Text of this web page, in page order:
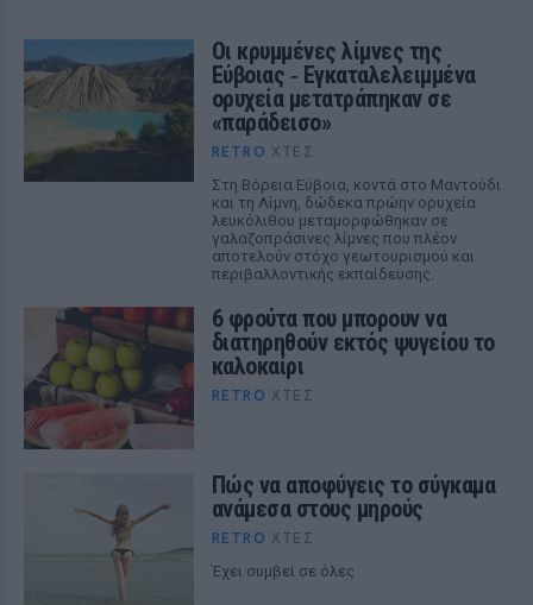
Οι κρυμμένες λίμνες της
Εύβοιας ‑ Εγκαταλελειμμένα
ορυχεία μετατράπηκαν σε
«παράδεισο»
RETRO ΧΤΕΣ
Στη Βόρεια Εύβοια, κοντά στο Μαντούδι
και τη Λίμνη, δώδεκα πρώην ορυχεία
λευκόλιθου μεταμορφώθηκαν σε
γαλαζοπράσινες λίμνες που πλέον
αποτελούν στόχο γεωτουρισμού και
περιβαλλοντικής εκπαίδευσης.
6 φρούτα που μπορουν να
διατηρηθούν εκτός ψυγείου το
καλοκαίρι
RETRO ΧΤΕΣ
Πώς να αποφύγεις το σύγκαμα
ανάμεσα στους μηρούς
RETRO ΧΤΕΣ
Έχει συμβεί σε όλες